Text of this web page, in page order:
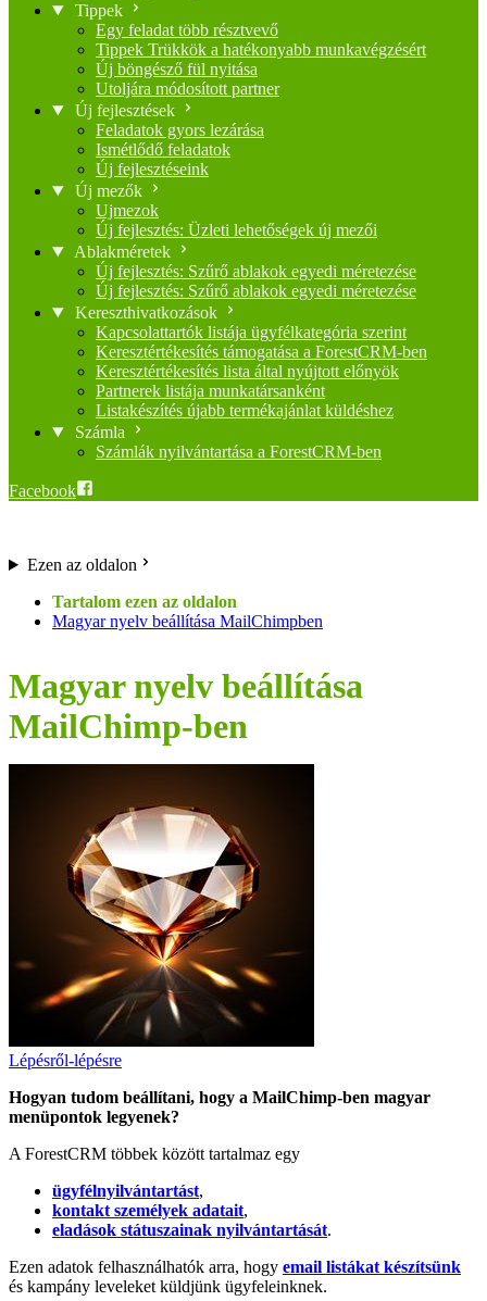
Tippek
Egy feladat több résztvevő
Tippek Trükkök a hatékonyabb munkavégzésért
Új böngésző fül nyitása
Utoljára módosított partner
Új fejlesztések
Feladatok gyors lezárása
Ismétlődő feladatok
Új fejlesztéseink
Új mezők
Ujmezok
Új fejlesztés: Üzleti lehetőségek új mezői
Ablakméretek
Új fejlesztés: Szűrő ablakok egyedi méretezése
Új fejlesztés: Szűrő ablakok egyedi méretezése
Kereszthivatkozások
Kapcsolattartók listája ügyfélkategória szerint
Keresztértékesítés támogatása a ForestCRM-ben
Keresztértékesítés lista által nyújtott előnyök
Partnerek listája munkatársanként
Listakészítés újabb termékajánlat küldéshez
Számla
Számlák nyilvántartása a ForestCRM-ben
Facebook
Ezen az oldalon
Magyar nyelv beállítása MailChimpben
Magyar nyelv beállítása
MailChimp-ben
Lépésről-lépésre
Hogyan tudom beállítani, hogy a MailChimp-ben magyar
menüpontok legyenek?
A ForestCRM többek között tartalmaz egy
ügyfélnyilvántartást,
kontakt személyek adatait,
eladások státuszainak nyilvántartását.
Ezen adatok felhasználhatók arra, hogy email listákat készítsünk
és kampány leveleket küldjünk ügyfeleinknek.